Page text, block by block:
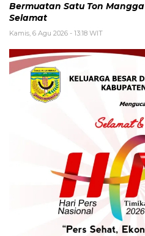
Bermuatan Satu Ton Mangga
Selamat
Kamis, 6 Agu 2026 - 13:18 WIT